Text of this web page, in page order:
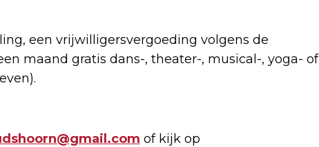
een vrijwilligersvergoeding volgens de
maand gratis dans-, theater-, musical-, yoga- of
of kijk op